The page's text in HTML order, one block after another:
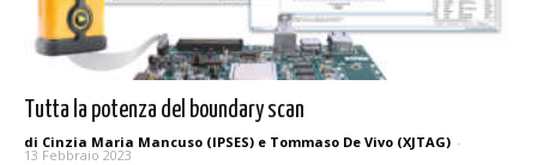
Tutta la potenza del boundary scan
di Cinzia Maria Mancuso (IPSES) e Tommaso De Vivo (XJTAG) -
13 Febbraio 2023